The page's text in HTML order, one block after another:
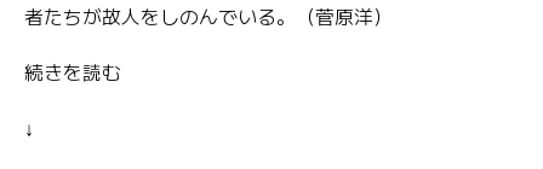
者たちが故人をしのんでいる。（菅原洋）
続きを読む
↓